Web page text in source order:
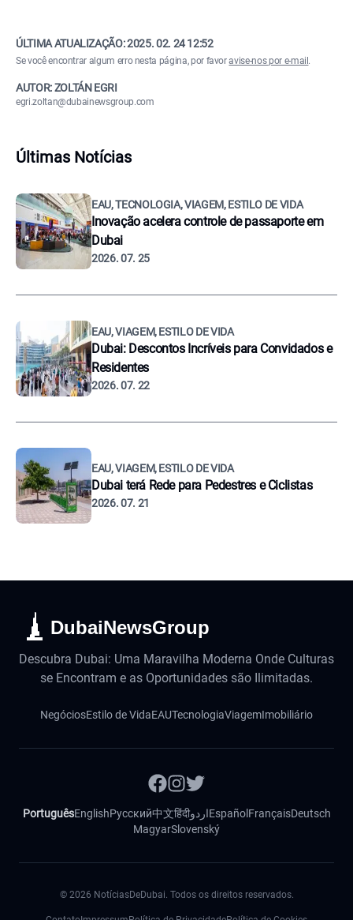
ÚLTIMA ATUALIZAÇÃO:2025. 02. 24 12:52
Se você encontrar algum erro nesta página, por favoravise-nos por e-mail .
AUTOR: ZOLTÁN EGRI
egri.zoltan@dubainewsgroup.com
Últimas Notícias
EAU, TECNOLOGIA, VIAGEM, ESTILO DE VIDA
Inovação acelera controle de passaporte em
Dubai
2026. 07. 25
EAU, VIAGEM, ESTILO DE VIDA
Dubai: Descontos Incríveis para Convidados e
Residentes
2026. 07. 22
EAU, VIAGEM, ESTILO DE VIDA
Dubai terá Rede para Pedestres e Ciclistas
2026. 07. 21
DubaiNewsGroup
Descubra Dubai: Uma Maravilha Moderna Onde Culturas
se Encontram e as Oportunidades são Ilimitadas.
NegóciosEstilo de VidaEAUTecnologiaViagemImobiliário
PortuguêsEnglishРусский中文हिंदीاردوEspañol FrançaisDeutsch
MagyarSlovenský
© 2026 NotíciasDeDubai. Todos os direitos reservados.